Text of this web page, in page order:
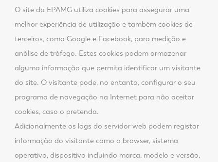
O site da EPAMG utiliza cookies para assegurar uma
melhor experiência de utilização e também cookies de
terceiros, como Google e Facebook, para medição e
análise de tráfego. Estes cookies podem armazenar
alguma informação que permita identificar um visitante
do site. O visitante pode, no entanto, configurar o seu
programa de navegação na Internet para não aceitar
cookies, caso o pretenda.
Adicionalmente os logs do servidor web podem registar
informação do visitante como o browser, sistema
operativo, dispositivo incluindo marca, modelo e versão,